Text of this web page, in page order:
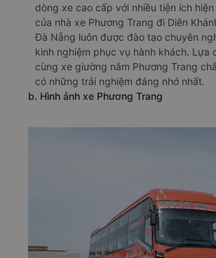
dòng xe cao cấp với nhiều tiện ích
của nhà xe Phương Trang đi Diên
Đà Nẵng luôn được đào tạo chuyên
kinh nghiệm phục vụ hành khách. Lựa
cùng xe giường nằm Phương Trang
có những trải nghiệm đáng nhớ nhất.
b. Hình ảnh xe Phương Trang